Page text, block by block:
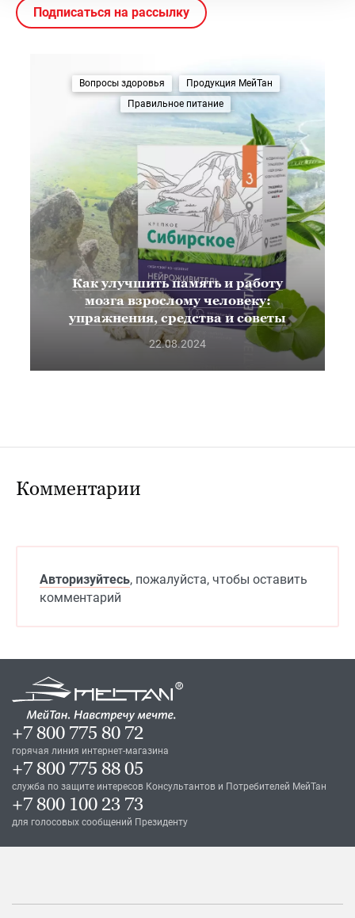
Подписаться на рассылку
Вопросы здоровья
Продукция МейТан
Правильное питание
Как улучшить память и работу
мозга взрослому человеку:
упражнения, средства и советы
22.08.2024
Комментарии
Авторизуйтесь, пожалуйста, чтобы оставить
комментарий
+7 800 775 80 72
горячая линия интернет-магазина
+7 800 775 88 05
служба по защите интересов Консультантов и Потребителей МейТан
+7 800 100 23 73
для голосовых сообщений Президенту